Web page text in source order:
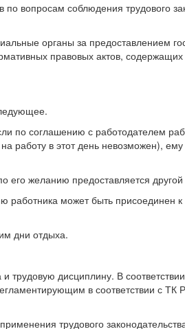
вопросам соблюдения трудового
органы за предоставлением
правовых актов,
по соглашению с работодателем
работу в этот день невозможен), ему
его желанию предоставляется
работника может быть присоединен
дни отдыха.
трудовую дисциплину. В
в соответствии с
трудового